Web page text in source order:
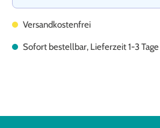
Versandkostenfrei
Sofort bestellbar, Lieferzeit 1-3 Tage